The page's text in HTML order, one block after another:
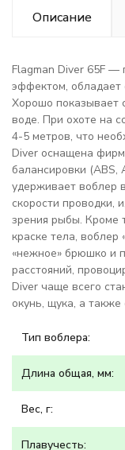
Описание
Flagman Diver 65F
эффектом, обладает
Хорошо показывает
воде. При охоте на
4-5 метров, что
Diver оснащена
балансировки (ABS,
удерживает воблер
скорости проводки,
зрения рыбы. Кроме
краске тела, воблер
«нежное» брюшко и
расстояний,
Diver чаще всего
окунь, щука, а также
Тип воблера:
Длина общая, мм:
Вес, г:
Плавучесть: